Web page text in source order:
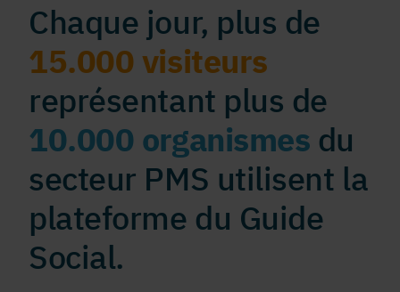
Chaque jour, plus de
15.000 visiteurs
représentant plus de
10.000 organismes du
secteur PMS utilisent la
plateforme du Guide
Social.